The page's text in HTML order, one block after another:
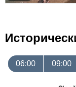
06:00 09:00